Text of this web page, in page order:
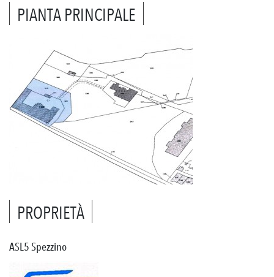
PIANTA PRINCIPALE
PROPRIETÀ
ASL5 Spezzino